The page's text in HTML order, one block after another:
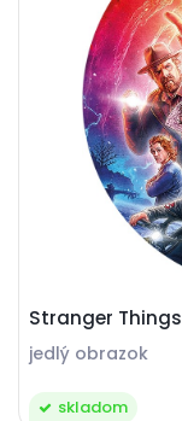
Stranger Things
jedlý obrazok
skladom